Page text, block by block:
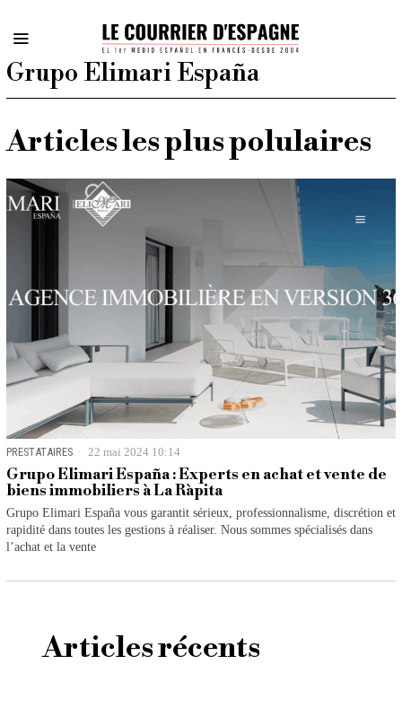
Grupo Elimari España
Articles les plus polulaires
PRESTATAIRES 22 mai 2024 10:14
Grupo Elimari España : Experts en achat et vente de
biens immobiliers à La Ràpita
Grupo Elimari España vous garantit sérieux, professionnalisme, discrétion et
rapidité dans toutes les gestions à réaliser. Nous sommes spécialisés dans
l’achat et la vente
Articles récents